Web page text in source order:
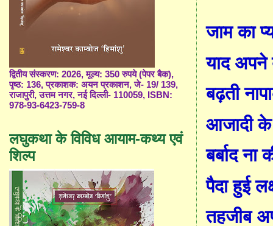
जाम का
याद अपने
बढ़ती
आजादी
बर्बाद ना
पैदा हुई
तहजीब
द्वितीय संस्करण: 2026, मूल्य: 350 रुपये (पेपर बैक),
पृष्ठ: 136, प्रकाशक: अयन प्रकाशन, जे- 19/ 139,
राजापुरी, उत्तम नगर, नई दिल्ली- 110059, ISBN:
978-93-6423-759-8
लघुकथा के विविध आयाम-कथ्य एवं
शिल्प